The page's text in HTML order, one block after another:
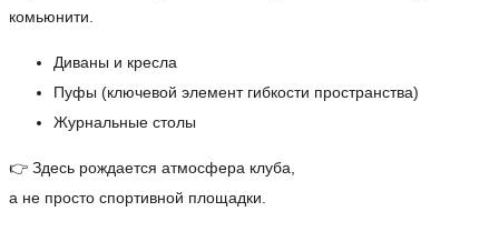
комьюнити.
Диваны и кресла
Пуфы (ключевой элемент гибкости пространства)
Журнальные столы
👉 Здесь рождается атмосфера клуба,
а не просто спортивной площадки.